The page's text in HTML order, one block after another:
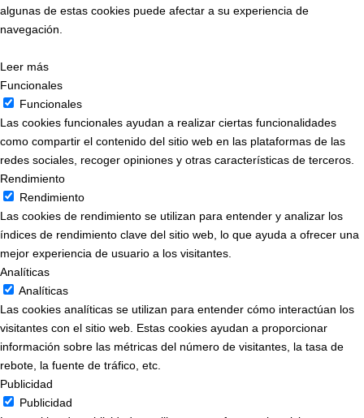
algunas de estas cookies puede afectar a su experiencia de
navegación.
Leer más
Funcionales
Funcionales
Las cookies funcionales ayudan a realizar ciertas funcionalidades
como compartir el contenido del sitio web en las plataformas de las
redes sociales, recoger opiniones y otras características de terceros.
Rendimiento
Rendimiento
Las cookies de rendimiento se utilizan para entender y analizar los
índices de rendimiento clave del sitio web, lo que ayuda a ofrecer una
mejor experiencia de usuario a los visitantes.
Analíticas
Analíticas
Las cookies analíticas se utilizan para entender cómo interactúan los
visitantes con el sitio web. Estas cookies ayudan a proporcionar
información sobre las métricas del número de visitantes, la tasa de
rebote, la fuente de tráfico, etc.
Publicidad
Publicidad